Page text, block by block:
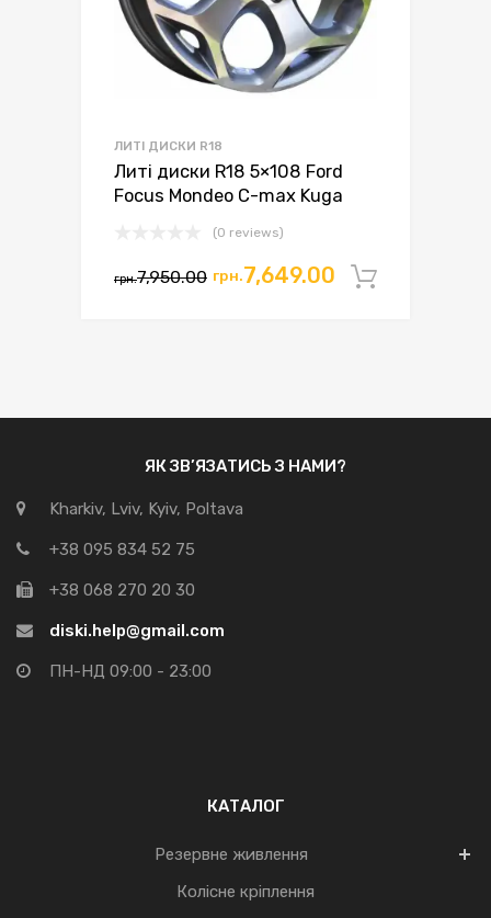
ЛИТІ ДИСКИ R18
Литі диски R18 5×108 Ford
Focus Mondeo C-max Kuga
(0 reviews)
грн.7,950.00 грн.7,649.00
ЯК ЗВ’ЯЗАТИСЬ З НАМИ?
Kharkiv, Lviv, Kyiv, Poltava
+38 095 834 52 75
+38 068 270 20 30
diski.help@gmail.com
ПН-НД 09:00 - 23:00
КАТАЛОГ
Резервне живлення
Колісне кріплення